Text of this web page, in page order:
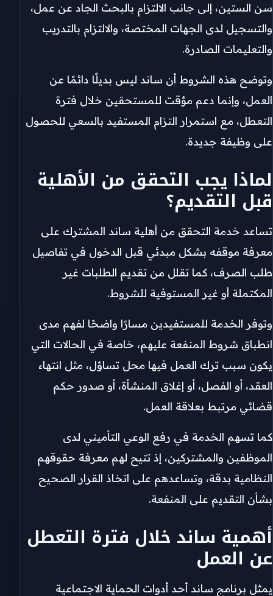
سن الستين، إلى جانب الالتزام بالبحث الجاد عن عمل،
والتسجيل لدى الجهات المختصة، والالتزام بالتدريب
والتعليمات الصادرة.
وتوضح هذه الشروط أن ساند ليس بديلًا دائمًا عن
العمل، وإنما دعم مؤقت للمستحقين خلال فترة
التعطل، مع استمرار التزام المستفيد بالسعي للحصول
على وظيفة جديدة.
لماذا يجب التحقق من الأهلية
قبل التقديم؟
تساعد خدمة التحقق من أهلية ساند المشترك على
معرفة موقفه بشكل مبدئي قبل الدخول في تفاصيل
طلب الصرف، كما تقلل من تقديم الطلبات غير
المكتملة أو غير المستوفية للشروط.
وتوفر الخدمة للمستفيدين مسارًا واضحًا لفهم مدى
انطباق شروط المنفعة عليهم، خاصة في الحالات التي
يكون سبب ترك العمل فيها محل تساؤل، مثل انتهاء
العقد، أو الفصل، أو إغلاق المنشأة، أو صدور حكم
قضائي مرتبط بعلاقة العمل.
كما تسهم الخدمة في رفع الوعي التأميني لدى
الموظفين والمشتركين، إذ تتيح لهم معرفة حقوقهم
النظامية بدقة، وتساعدهم على اتخاذ القرار الصحيح
بشأن التقديم على المنفعة.
أهمية ساند خلال فترة التعطل
عن العمل
يمثل برنامج ساند أحد أدوات الحماية الاجتماعية